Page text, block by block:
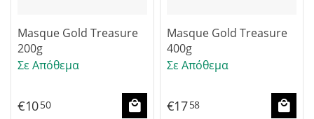
Masque Gold Treasure
200g
Σε Απόθεμα
€1050
Masque Gold Treasure
400g
Σε Απόθεμα
€1758